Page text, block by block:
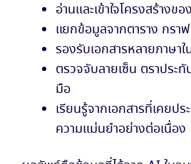
อ่านและเข้าใจโครงสร้างข
แยกข้อมูลจากตาราง กรา
รองรับเอกสารหลายภาษาใ
ตรวจจับลายเซ็น ตราประ
มือ
เรียนรู้จากเอกสารที่เคยป
ความแม่นยำอย่างต่อเนื่อง